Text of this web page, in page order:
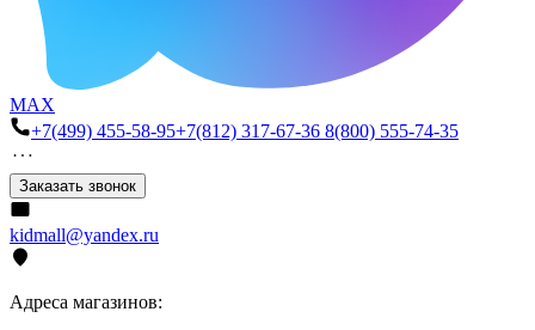
MAX
+7(499) 455-58-95+7(812) 317-67-36 8(800) 555-74-35
Заказать звонок
kidmall@yandex.ru
Адреса магазинов: